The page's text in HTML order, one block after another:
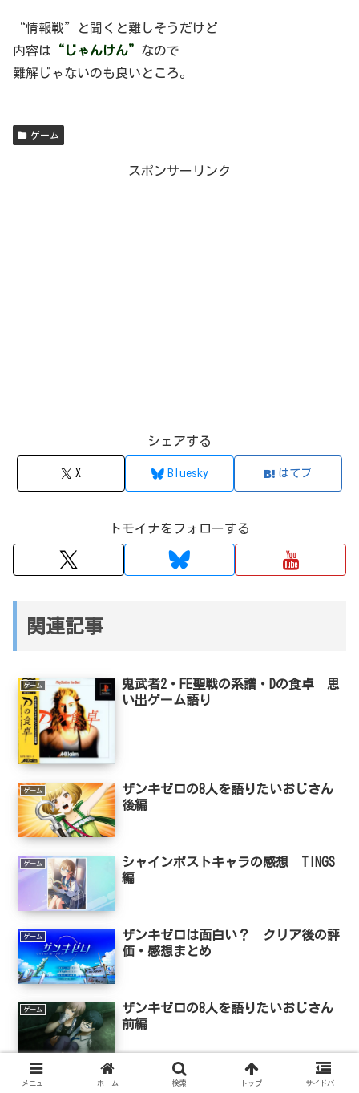
“情報戦”と聞くと難しそうだけど
内容は “じゃんけん” なので
難解じゃないのも良いところ。
ゲーム
スポンサーリンク
シェアする
X Bluesky はてブ
トモイナをフォローする
関連記事
ゲーム
鬼武者2・FE聖戦の系譜・Dの食卓 思
い出ゲーム語り
ゲーム
ザンキゼロの8人を語りたいおじさん
後編
ゲーム
シャインポストキャラの感想 TINGS
編
ゲーム
ザンキゼロは面白い？ クリア後の評
価・感想まとめ
ゲーム
ザンキゼロの8人を語りたいおじさん
前編
ゲーム
夢のガチャゲー”Wikipedia
メニュー ホーム 検索 トップ サイドバー